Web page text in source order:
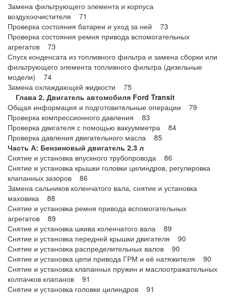
Замена фильтрующего элемента и корпуса
воздухоочистителя 71
Проверка состояния батареи и уход за ней 73
Проверка состояния ремня привода вспомогательных
агрегатов 73
Спуск конденсата из топливного фильтра и замена сборки или
фильтрующего элемента топливного фильтра (дизельные
модели) 74
Замена охлаждающей жидкости 75
Глава 2. Двигатель автомобиля Ford Transit
Общая информация и подготовительные операции 79
Проверка компрессионного давления 83
Проверка двигателя с помощью вакуумметра 84
Проверка давления двигательного масла 85
Часть А: Бензиновый двигатель 2.3 л
Снятие и установка впускного трубопровода 86
Снятие и установка крышки головки цилиндров, регулировка
клапанных зазоров 86
Замена сальников коленчатого вала, снятие и установка
маховика 88
Снятие и установка ремня привода вспомогательных
агрегатов 89
Снятие и установка шкива коленчатого вала 89
Снятие и установка передней крышки двигателя 90
Снятие и установка распределительных валов 90
Снятие и установка цепи привода ГРМ и её натяжителя 90
Снятие и установка клапанных пружин и маслоотражательных
колпачков клапанов 91
Снятие и установка головки цилиндров 91